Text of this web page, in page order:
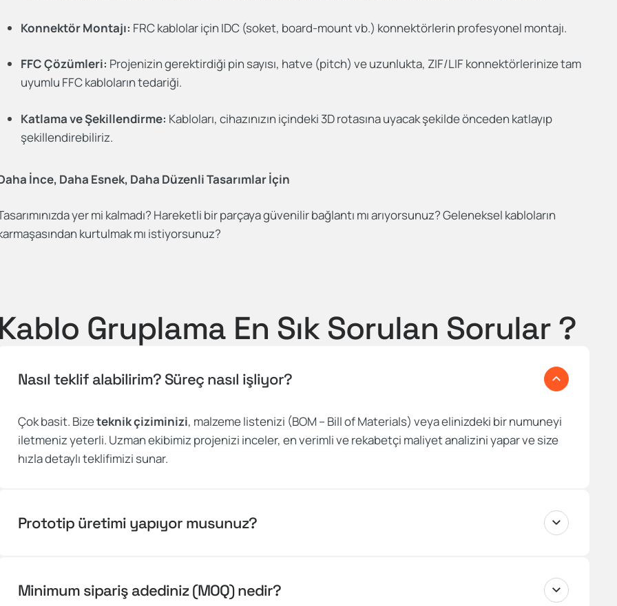
Konnektör Montajı: FRC kablolar için IDC (soket, board-mount vb.) konnektörlerin profesyonel montajı.
FFC Çözümleri: Projenizin gerektirdiği pin sayısı, hatve (pitch) ve uzunlukta, ZIF/LIF konnektörlerinize tam
uyumlu FFC kabloların tedariği.
Katlama ve Şekillendirme: Kabloları, cihazınızın içindeki 3D rotasına uyacak şekilde önceden katlayıp
şekillendirebiliriz.
İnce, Daha Esnek, Daha Düzenli Tasarımlar İçin
yer mi kalmadı? Hareketli bir parçaya güvenilir bağlantı mı arıyorsunuz? Geleneksel kabloların
kurtulmak mı istiyorsunuz?
Kablo Gruplama En Sık Sorulan Sorular ?
Nasıl teklif alabilirim? Süreç nasıl işliyor?
Çok basit. Bizeteknik çiziminizi, malzeme listenizi (BOM – Bill of Materials) veya elinizdeki bir numuneyi
iletmeniz yeterli. Uzman ekibimiz projenizi inceler, en verimli ve rekabetçi maliyet analizini yapar ve size
hızla detaylı teklifimizi sunar.
Prototip üretimi yapıyor musunuz?
Minimum sipariş adediniz (MOQ) nedir?